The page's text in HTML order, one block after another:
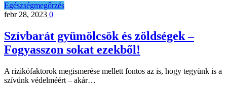
Egészségmegőrzés
febr 28, 2023 0
Szívbarát gyümölcsök és zöldségek –
Fogyasszon sokat ezekből!
A rizikófaktorok megismerése mellett fontos az is, hogy tegyünk is a
szívünk védelméért – akár…